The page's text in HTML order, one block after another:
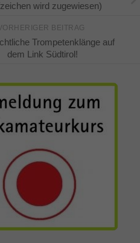
wird zugewiesen)
BEITRAG
Trompetenklänge auf
dem Link Südtirol!